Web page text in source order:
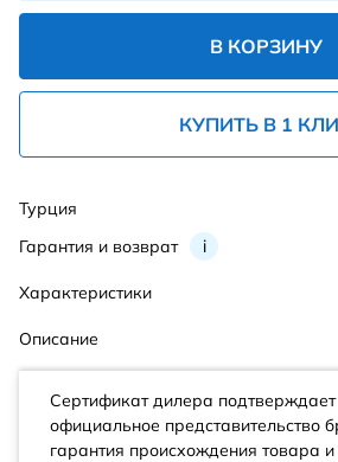
В КОРЗИНУ
КУПИТЬ В 1
Гарантия и возврат i
Турция
Характеристики
Описание
Сертификат дилера
официальное представительство
гарантия происхождения товара и